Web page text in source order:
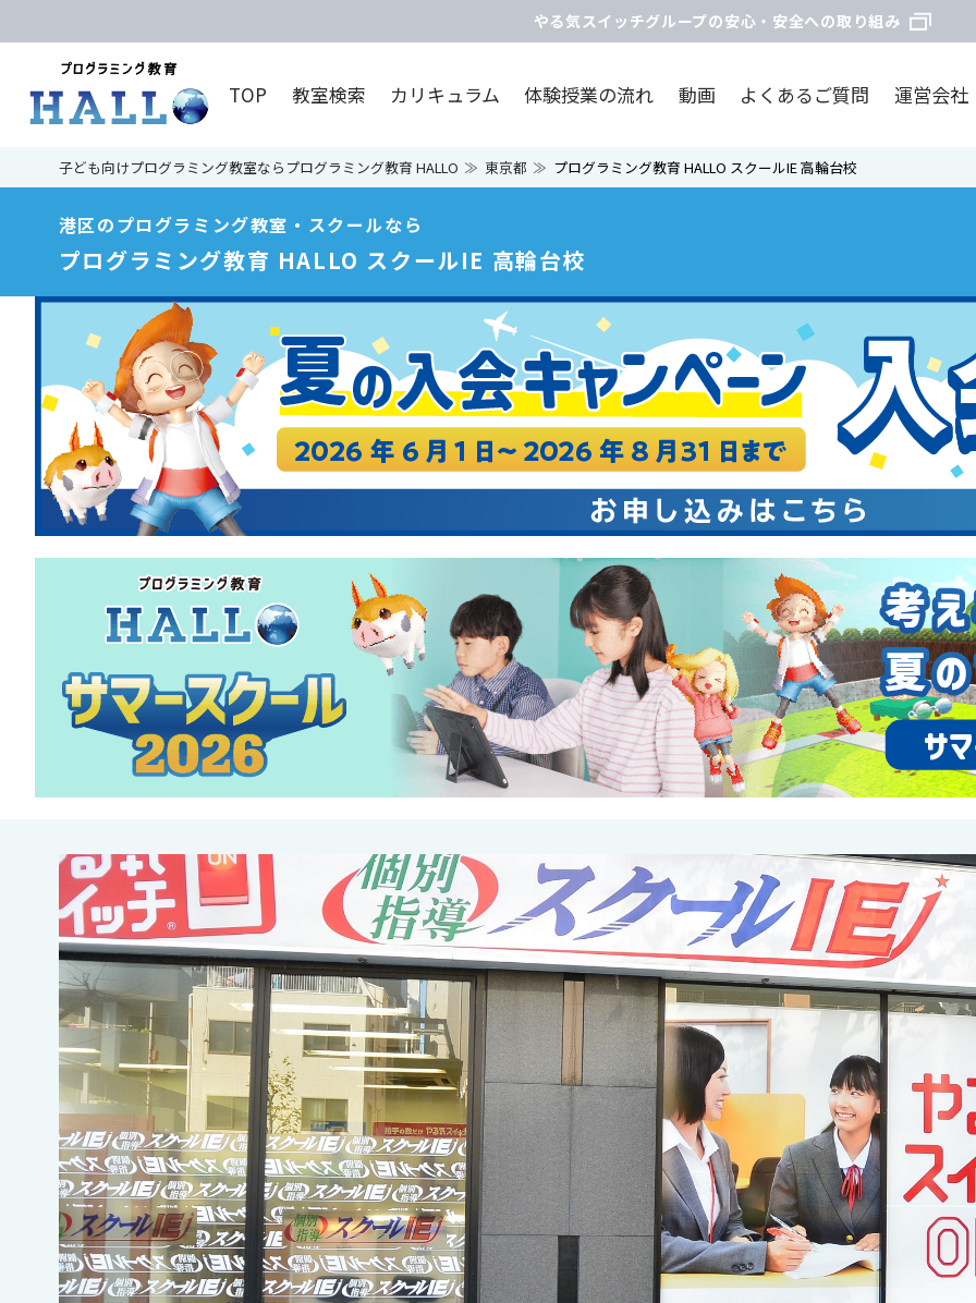
やる気スイッチグループの安心・安全への取り組み
TOP 教室検索 カリキュラム 体験授業の流れ 動画 よくあるご質問 運営会社
子ども向けプログラミング教室ならプログラミング教育 HALLO 東京都 プログラミング教育 HALLO スクールIE 高輪台校
港区のプログラミング教室・スクールなら
プログラミング教育 HALLO スクールIE 高輪台校